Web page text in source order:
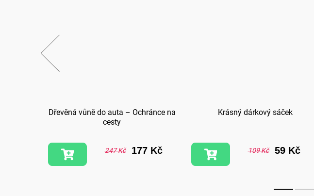
Dřevěná vůně do auta – Ochránce na
cesty
247 Kč 177 Kč
Krásný dárkový sáček
109 Kč 59 Kč